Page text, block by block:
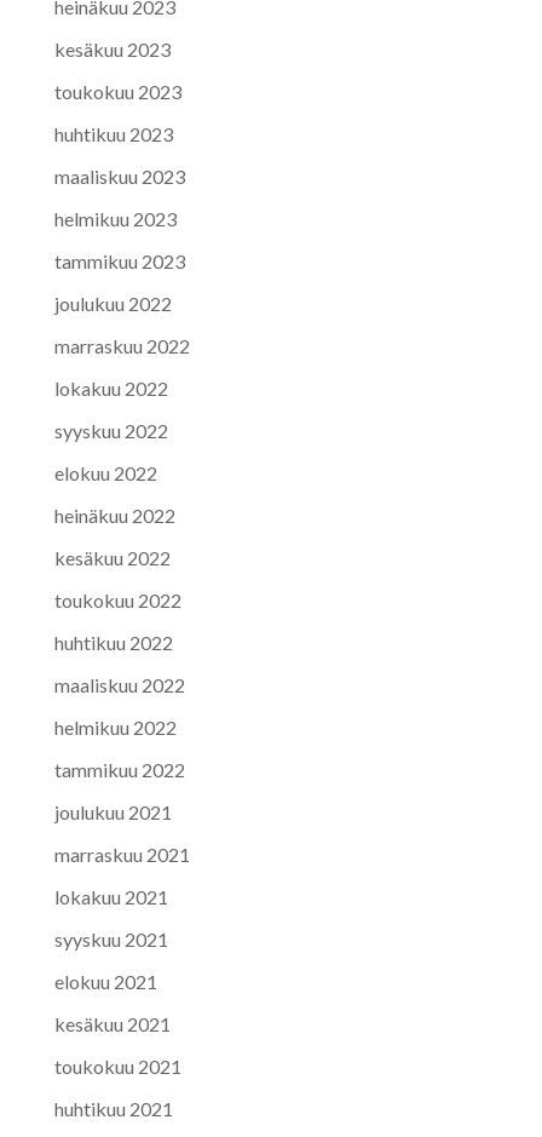
heinäkuu 2023
kesäkuu 2023
toukokuu 2023
huhtikuu 2023
maaliskuu 2023
helmikuu 2023
tammikuu 2023
joulukuu 2022
marraskuu 2022
lokakuu 2022
syyskuu 2022
elokuu 2022
heinäkuu 2022
kesäkuu 2022
toukokuu 2022
huhtikuu 2022
maaliskuu 2022
helmikuu 2022
tammikuu 2022
joulukuu 2021
marraskuu 2021
lokakuu 2021
syyskuu 2021
elokuu 2021
kesäkuu 2021
toukokuu 2021
huhtikuu 2021